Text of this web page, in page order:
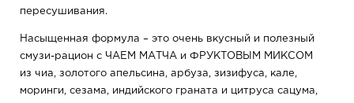
пересушивания.
Насыщенная формула – это очень вкусный и полезный
смузи-рацион с ЧАЕМ МАТЧА и ФРУКТОВЫМ МИКСОМ
из чиа, золотого апельсина, арбуза, зизифуса, кале,
моринги, сезама, индийского граната и цитруса сацума,